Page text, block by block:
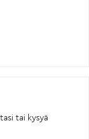
tai kysyä